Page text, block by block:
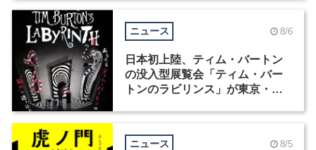
ニュース 8/6
日本初上陸、ティム・バートン
の没入型展覧会「ティム・バー
トンのラビリンス」が東京・豊
ニュース 8/5